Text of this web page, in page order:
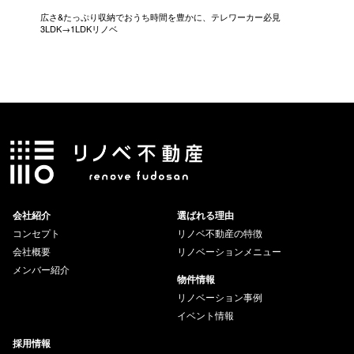
広さ&たっぷり収納でおうち時間を豊かに、テレワーカー必見
3LDK→1LDKリノベ
会社紹介
コンセプト
会社概要
メンバー紹介
選ばれる理由
リノベ不動産の特徴
リノベーションメニュー
物件情報
リノベーション事例
イベント情報
採用情報